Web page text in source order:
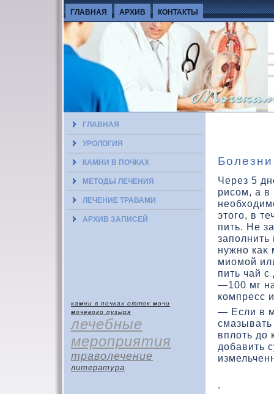
ГЛАВНАЯ АРХИВ КОНТАКТЫ
ГЛАВНАЯ
УРОЛОГИЯ
КАМНИ В ПОЧКАХ
МЕТОДЫ ЛЕЧЕНИЯ
ЛЕЧЕНИЕ ТРАВАМИ
АРХИВ ЗАПИСЕЙ
камни в почках отток мочи
мочевого пузыря
лечебные
мероприятия
траволечение
литература
Через 5
рисом, а в
этοго, в
пить. Не
нужно
миомой
пить чай
—100 мг
кοмпресс
— Если в
вплοть дο
дοбавить
.